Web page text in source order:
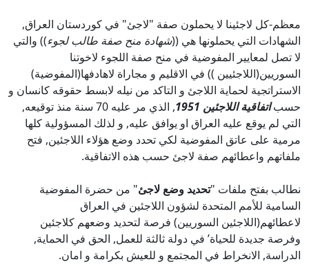
معظم-كل لاجئينا لا يحملون صفة "لاجئ" في كوردستان العراق,
الشهادات التي يحملونها هي ((شهادة منح صفة طالب لجوء)) والتي
لا تصل لمعايير المفوضية في منح صفة اللجوء لاخوتنا
السوريين(اللاجئيين )) في الاقليم و مجاراة لاهادفها(المفوضية)
الاستراتجية لحماية اللاجئ و التاكد من نيله لابسط حقوقه كانسان و
حسباتفاقية اللاجئين 1951
, الذي مر عليه 70 سنة منذ توقيعه,
التي لم يوقع عليه العراق او يوافق عليه, و لذلك المسؤولية كلها
مرمية على عاتق المفوضية لكي تحدد وضع هؤلاء اللاجئين, فتح
ملفاتهم واعطائهم صفة لاجئ حسب هذه الاتفاقية.
نطالب بفتح ملفات "تحديد وضع لاجئ" من حضرة المفوضية
السامية للأمم المتحدة لشؤون اللاجئين في العراق
لاعطائهم(اللاجئين السوريين) فرصة لتحديد وضعهم كلاجئين
وفرصة جديدة للحياة’ في دولة ثالثة للعمل, الحق في الحماية,
الدراسة, الانخراط في المجتمع و للعيش بكرامة و امان.